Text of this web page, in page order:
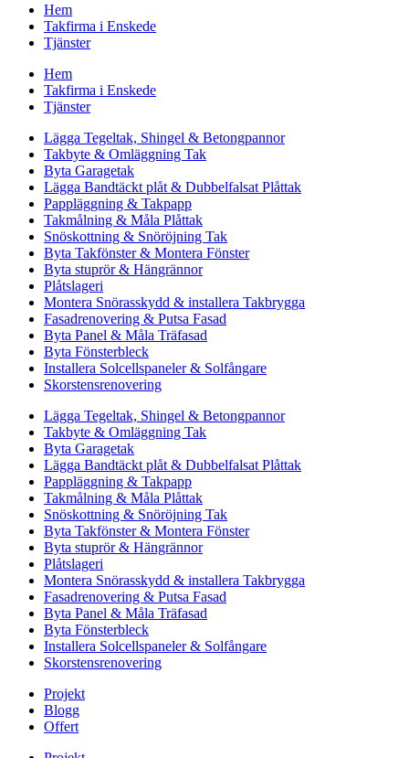
Hem
Takfirma i Enskede
Tjänster
Hem
Takfirma i Enskede
Tjänster
Lägga Tegeltak, Shingel & Betongpannor
Takbyte & Omläggning Tak
Byta Garagetak
Lägga Bandtäckt plåt & Dubbelfalsat Plåttak
Pappläggning & Takpapp
Takmålning & Måla Plåttak
Snöskottning & Snöröjning Tak
Byta Takfönster & Montera Fönster
Byta stuprör & Hängrännor
Plåtslageri
Montera Snörasskydd & installera Takbrygga
Fasadrenovering & Putsa Fasad
Byta Panel & Måla Träfasad
Byta Fönsterbleck
Installera Solcellspaneler & Solfångare
Skorstensrenovering
Lägga Tegeltak, Shingel & Betongpannor
Takbyte & Omläggning Tak
Byta Garagetak
Lägga Bandtäckt plåt & Dubbelfalsat Plåttak
Pappläggning & Takpapp
Takmålning & Måla Plåttak
Snöskottning & Snöröjning Tak
Byta Takfönster & Montera Fönster
Byta stuprör & Hängrännor
Plåtslageri
Montera Snörasskydd & installera Takbrygga
Fasadrenovering & Putsa Fasad
Byta Panel & Måla Träfasad
Byta Fönsterbleck
Installera Solcellspaneler & Solfångare
Skorstensrenovering
Projekt
Blogg
Offert